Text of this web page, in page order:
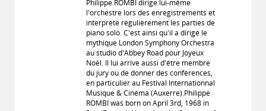
Philippe ROMBI dirige lui-même
l'orchestre lors des enregistrements et
interprète régulièrement les parties de
piano solo. C'est ainsi qu'il a dirigé le
mythique London Symphony Orchestra
au studio d'Abbey Road pour Joyeux
Noël. Il lui arrive aussi d'être membre
du jury ou de donner des conférences,
en particulier au Festival Internationnal
Musique & Cinéma (Auxerre).Philippe
ROMBI was born on April 3rd, 1968 in